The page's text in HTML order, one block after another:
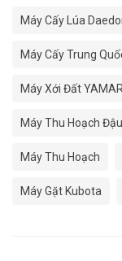
Máy Cấy Lúa
Máy Cấy Trung
Máy Xới Đất
Máy Thu Hoạch
Máy Thu Hoạch
Máy Gặt Kubota